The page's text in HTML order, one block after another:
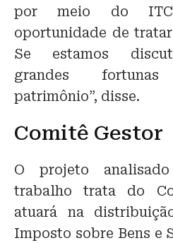
por meio do
oportunidade de
Se estamos
grandes
patrimônio”, disse.
Comitê Gestor
O projeto
trabalho trata do
atuará na
Imposto sobre Bens e